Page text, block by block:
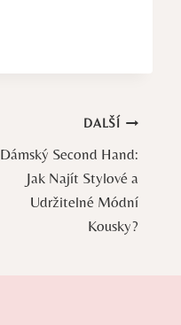
DALŠÍ
Dámský Second Hand:
Jak Najít Stylové a
Udržitelné Módní
Kousky?